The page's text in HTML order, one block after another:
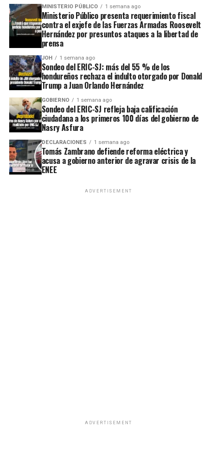
MINISTERIO PÚBLICO 1 semana ago
Ministerio Público presenta requerimiento fiscal
contra el exjefe de las Fuerzas Armadas Roosevelt
Hernández por presuntos ataques a la libertad de
prensa
JOH 1 semana ago
Sondeo del ERIC-SJ: más del 55 % de los
hondureños rechaza el indulto otorgado por Donald
Trump a Juan Orlando Hernández
GOBIERNO 1 semana ago
Sondeo del ERIC-SJ refleja baja calificación
ciudadana a los primeros 100 días del gobierno de
Nasry Asfura
DECLARACIONES 1 semana ago
Tomás Zambrano defiende reforma eléctrica y
acusa a gobierno anterior de agravar crisis de la
ENEE
ADVERTISEMENT
ADVERTISEMENT